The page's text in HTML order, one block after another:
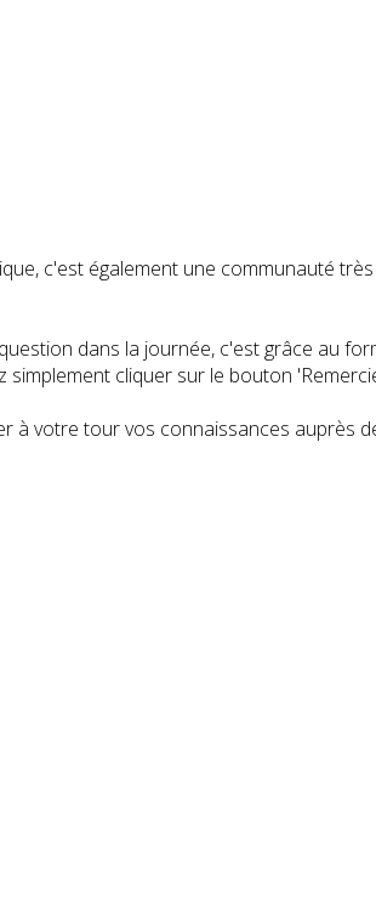
c'est également une communauté
dans la journée, c'est grâce au
cliquer sur le bouton
à votre tour vos connaissances auprès